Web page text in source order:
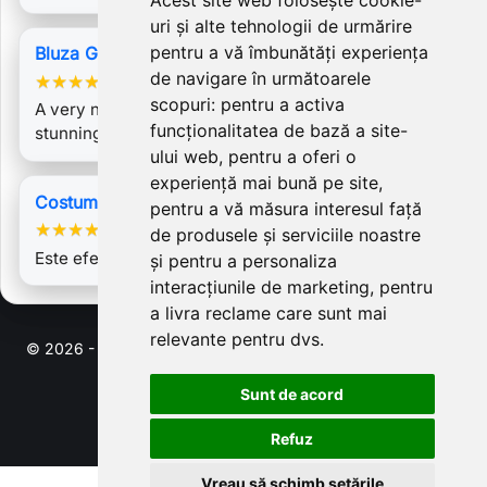
uri și alte tehnologii de urmărire
pentru a vă îmbunătăți experiența
de navigare în următoarele
scopuri: pentru a activa
funcționalitatea de bază a site-
ului web, pentru a oferi o
experiență mai bună pe site,
pentru a vă măsura interesul față
de produsele și serviciile noastre
și pentru a personaliza
interacțiunile de marketing, pentru
a livra reclame care sunt mai
relevante pentru dvs.
Sunt de acord
Refuz
Vreau să schimb setările
Bluza Gina 3
★★★★
A very nice fit, looking forward to wearing it. :) A
stunning piece, zero complaints. :D…
Costum Carmen 2 turquoise
★★★★
Este efectiv sublim! Bravo!
© 2026 - Software pentru comert electronic de PrestaShop™